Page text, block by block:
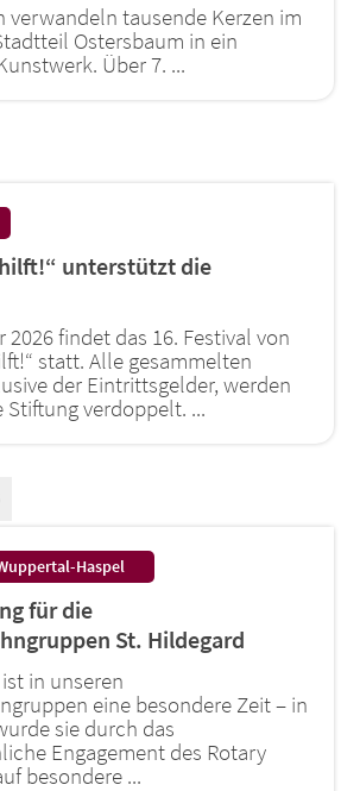
verwandeln tausende Kerzen im
Ostersbaum in ein
Über 7. ...
unterstützt die
2026 findet das 16. Festival von
statt. Alle gesammelten
der Eintrittsgelder, werden
Stiftung verdoppelt. ...
Haspel:
für die
St. Hildegard
in unseren
eine besondere Zeit – in
sie durch das
Engagement des Rotary
besondere ...